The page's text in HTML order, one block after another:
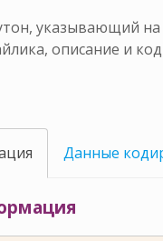
указывающий на
описание и
Данные